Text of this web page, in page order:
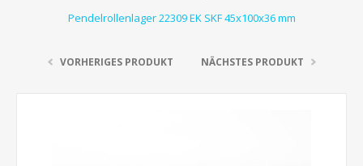
Pendelrollenlager 22309 EK SKF 45x100x36 mm
VORHERIGES PRODUKT NÄCHSTES PRODUKT